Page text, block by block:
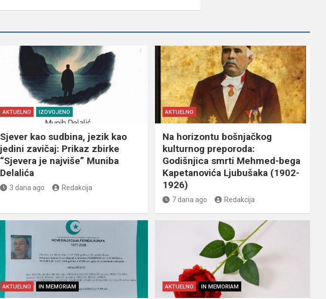
AKTUELNO IZDVOJENO
Sjever kao sudbina, jezik kao
jedini zavičaj: Prikaz zbirke
“Sjevera je najviše” Muniba
Delalića
3 dana ago Redakcija
AKTUELNO
Na horizontu bošnjačkog
kulturnog preporoda:
Godišnjica smrti Mehmed-bega
Kapetanovića Ljubušaka (1902-
1926)
7 dana ago Redakcija
AKTUELNO IN MEMORIAM AKTUELNO IN MEMORIAM